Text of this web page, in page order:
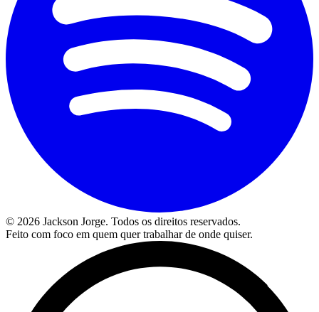
© 2026 Jackson Jorge. Todos os direitos reservados.
Feito com foco em quem quer trabalhar de onde quiser.